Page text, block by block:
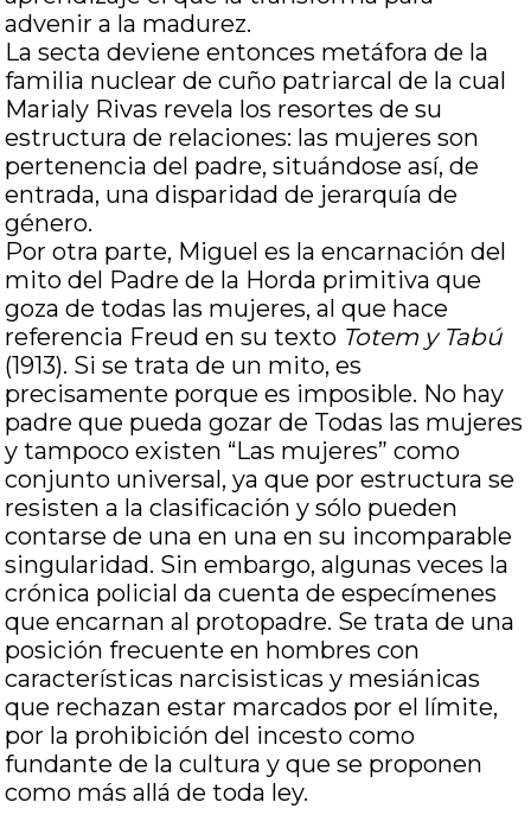
advenir a la madurez.
La secta deviene entonces metáfora de la
familia nuclear de cuño patriarcal de la cual
Marialy Rivas revela los resortes de su
estructura de relaciones: las mujeres son
pertenencia del padre, situándose así, de
entrada, una disparidad de jerarquía de
género.
Por otra parte, Miguel es la encarnación del
mito del Padre de la Horda primitiva que
goza de todas las mujeres, al que hace
referencia Freud en su texto Totem y Tabú
(1913). Si se trata de un mito, es
precisamente porque es imposible. No hay
padre que pueda gozar de Todas las mujeres
y tampoco existen “Las mujeres” como
conjunto universal, ya que por estructura se
resisten a la clasificación y sólo pueden
contarse de una en una en su incomparable
singularidad. Sin embargo, algunas veces la
crónica policial da cuenta de especímenes
que encarnan al protopadre. Se trata de una
posición frecuente en hombres con
características narcisisticas y mesiánicas
que rechazan estar marcados por el límite,
por la prohibición del incesto como
fundante de la cultura y que se proponen
como más allá de toda ley.